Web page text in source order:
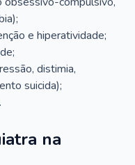
e hiperatividade;
distimia,
suicida);
na